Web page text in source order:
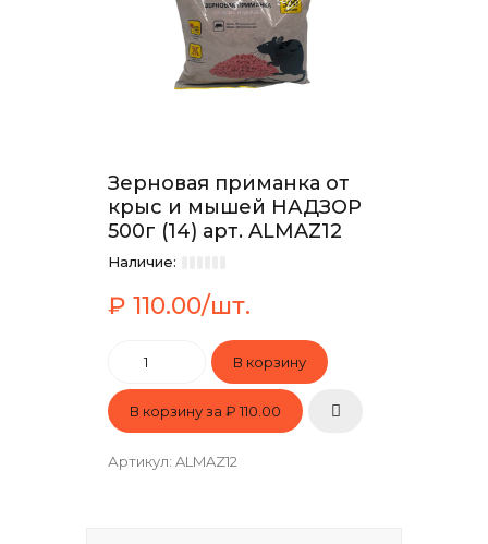
Зерновая приманка от
крыс и мышей НАДЗОР
500г (14) арт. ALMAZ12
Наличие:
₽ 110.00/шт.
В корзину за ₽ 110.00
Артикул: ALMAZ12